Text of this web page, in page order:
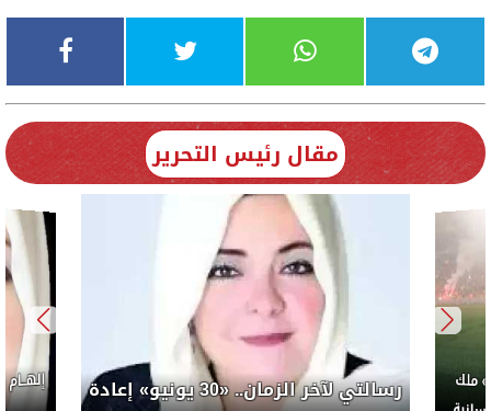
مقال رئيس التحرير
رسالتي لآخر الزمان.. «30 يونيو» إعادة
ملك